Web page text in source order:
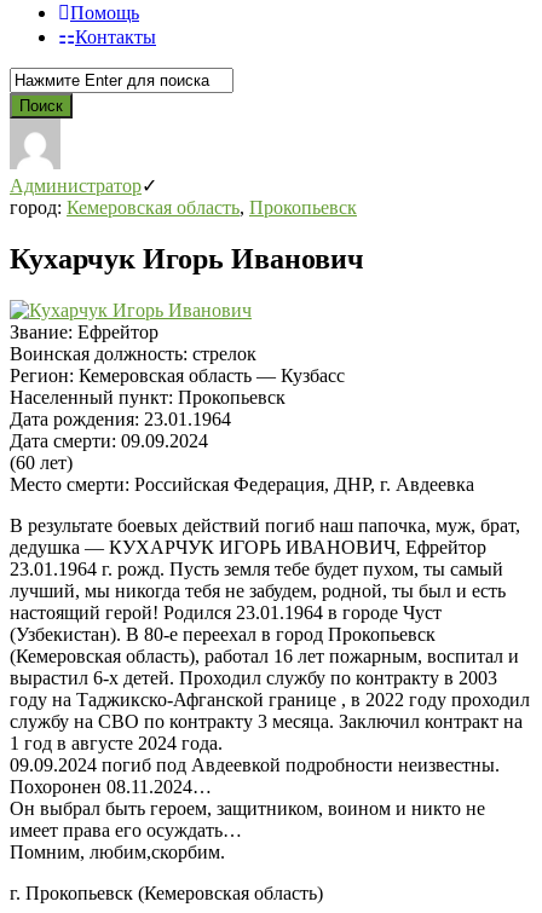
Помощь
Контакты
Администратор
город: Кемеровская область, Прокопьевск
Кухарчук Игорь Иванович
Звание: Ефрейтор
Воинская должность: стрелок
Регион: Кемеровская область — Кузбасс
Населенный пункт: Прокопьевск
Дата рождения: 23.01.1964
Дата смерти: 09.09.2024
(60 лет)
Место смерти: Российская Федерация, ДНР, г. Авдеевка
В результате боевых действий погиб наш папочка, муж, брат,
дедушка — КУХАРЧУК ИГОРЬ ИВАНОВИЧ, Ефрейтор
23.01.1964 г. рожд. Пусть земля тебе будет пухом, ты самый
лучший, мы никогда тебя не забудем, родной, ты был и есть
настоящий герой! Родился 23.01.1964 в городе Чуст
(Узбекистан). В 80-е переехал в город Прокопьевск
(Кемеровская область), работал 16 лет пожарным, воспитал и
вырастил 6-х детей. Проходил службу по контракту в 2003
году на Таджикско-Афганской границе , в 2022 году проходил
службу на СВО по контракту 3 месяца. Заключил контракт на
1 год в августе 2024 года.
09.09.2024 погиб под Авдеевкой подробности неизвестны.
Похоронен 08.11.2024…
Он выбрал быть героем, защитником, воином и никто не
имеет права его осуждать…
Помним, любим,скорбим.
г. Прокопьевск (Кемеровская область)